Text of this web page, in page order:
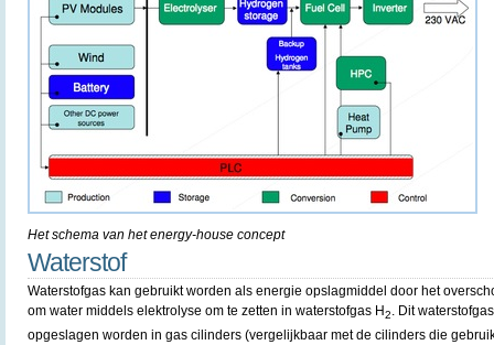
Het schema van het energy-house concept
Waterstof
Waterstofgas kan gebruikt worden als energie opslagmiddel door het
om water middels elektrolyse om te zetten in waterstofgas H2. Dit
opgeslagen worden in gas cilinders (vergelijkbaar met de cilinders die